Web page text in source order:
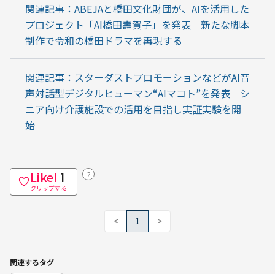
関連記事：ABEJAと橋田文化財団が、AIを活用した
プロジェクト「AI橋田壽賀子」を発表　新たな脚本
制作で令和の橋田ドラマを再現する
関連記事：スターダストプロモーションなどがAI音
声対話型デジタルヒューマン“AIマコト”を発表　シ
ニア向け介護施設での活用を目指し実証実験を開
始
Like! 1
クリップする
？
< 1 >
関連するタグ